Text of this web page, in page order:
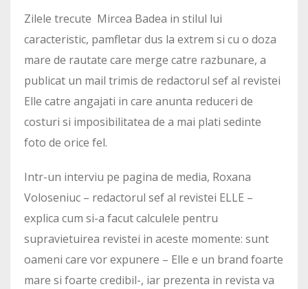
Zilele trecute Mircea Badea in stilul lui
caracteristic, pamfletar dus la extrem si cu o doza
mare de rautate care merge catre razbunare, a
publicat un mail trimis de redactorul sef al revistei
Elle catre angajati in care anunta reduceri de
costuri si imposibilitatea de a mai plati sedinte
foto de orice fel.
Intr-un interviu pe pagina de media, Roxana
Voloseniuc – redactorul sef al revistei ELLE –
explica cum si-a facut calculele pentru
supravietuirea revistei in aceste momente: sunt
oameni care vor expunere – Elle e un brand foarte
mare si foarte credibil-, iar prezenta in revista va